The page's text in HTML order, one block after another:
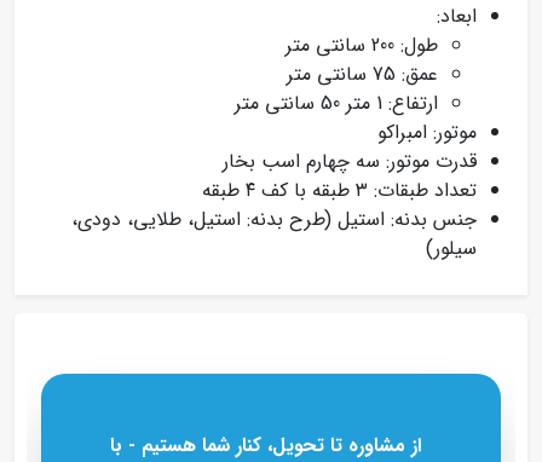
ابعاد:
طول: 200 سانتی متر
عمق: 75 سانتی متر
ارتفاع: 1 متر 50 سانتی متر
موتور: امبراکو
قدرت موتور: سه چهارم اسب بخار
تعداد طبقات: ۳ طبقه با کف ۴ طبقه
جنس بدنه: استیل (طرح بدنه: استیل، طلایی، دودی،
سیلور)
از مشاوره تا تحویل، کنار شما هستیم - با